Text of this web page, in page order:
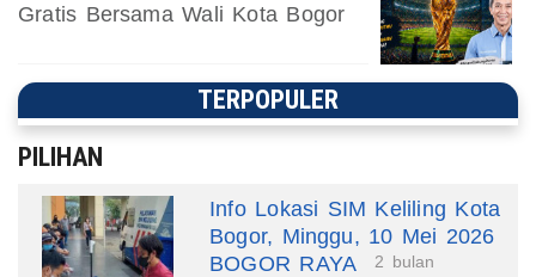
Gratis Bersama Wali Kota Bogor
TERPOPULER
PILIHAN
Info Lokasi SIM Keliling Kota
Bogor, Minggu, 10 Mei 2026
BOGOR RAYA
2 bulan